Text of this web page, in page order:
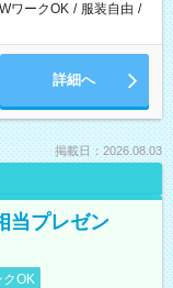
ワークOK / 服装自由 /
詳細へ
掲載日：2026.08.03
当プレゼン
クOK